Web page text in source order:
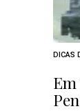
DICAS